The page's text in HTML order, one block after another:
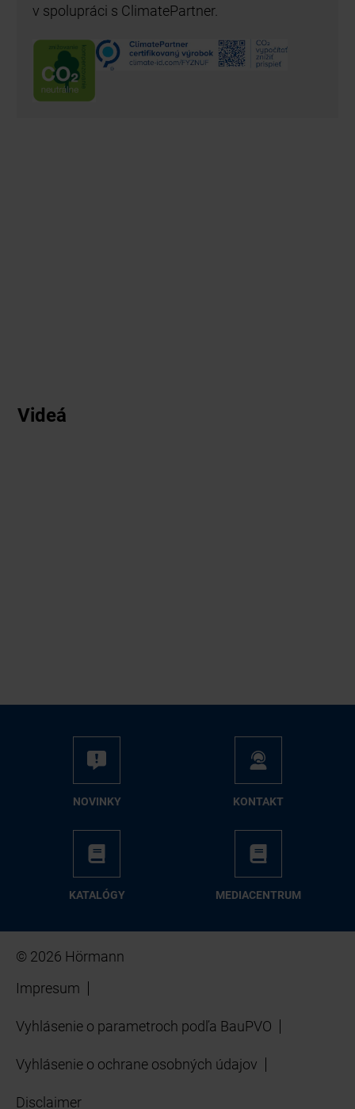
v spolupráci s ClimatePartner.
Videá
NO­VIN­KY KON­TAKT
KA­TA­LÓ­GY ME­DIA­CEN­TRUM
© 2026 Hörmann
Impresum
Vyhlásenie o parametroch podľa BauPVO
Vyhlásenie o ochrane osobných údajov
Disclaimer